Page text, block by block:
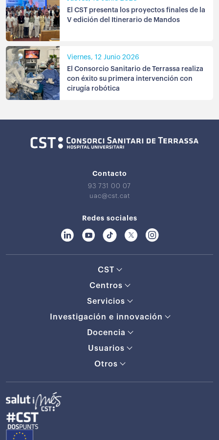
El CST presenta los proyectos finales de la
V edición del Itinerario de Mandos
Viernes, 12 Junio 2026
El Consorcio Sanitario de Terrassa realiza
con éxito su primera intervención con
cirugía robótica
Contacto
93 731 00 07
uac@cst.cat
Redes sociales
CST
Centros
Servicios
Investigación e innovación
Docencia
Usuarios
Otros